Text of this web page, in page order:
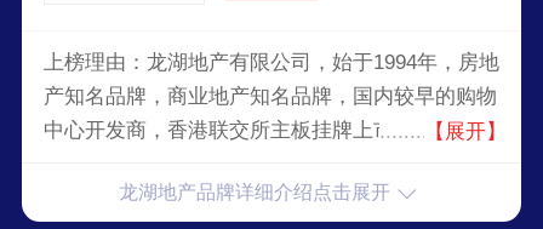
上榜理由：龙湖地产有限公司，始于1994年，房地
产知名品牌，商业地产知名品牌，国内较早的购物
中心开发商，香港联交所主板挂牌上市公司，集地
产公司。
【展开】
龙湖地产品牌详细介绍点击展开